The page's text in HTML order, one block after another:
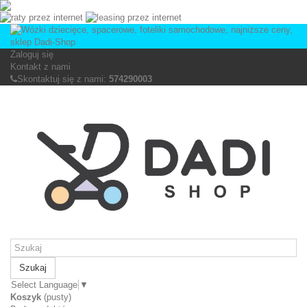
Zaloguj się
Kontakt z nami
Skontaktuj się z nami: 574290003
Szukaj
Select Language ▼
Koszyk (pusty)